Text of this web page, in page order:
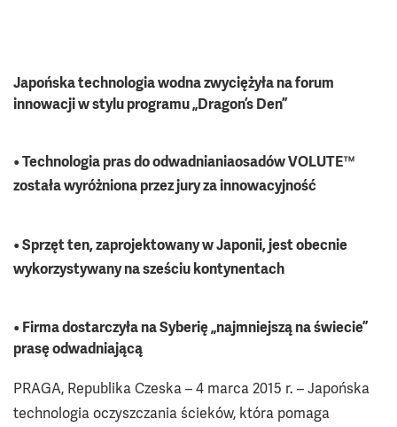
Japońska technologia wodna zwyciężyła na forum
innowacji w stylu programu „Dragon’s Den”
•Technologia pras do odwadnianiaosadów VOLUTE™
została wyróżniona przez jury za innowacyjność
•Sprzęt ten,zaprojektowanyw Japonii, jest obecnie
wykorzystywany na sześciu kontynentach
• Firma dostarczyła na Syberię „najmniejszą na świecie”
prasę odwadniającą
PRAGA, Republika Czeska – 4 marca 2015 r. – Japońska
technologia oczyszczania ścieków, która pomaga